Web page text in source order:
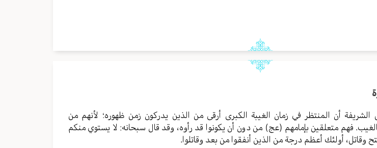
أن المنتظر في زمان الغيبة الكبرى أرقى من الذين يدركون زمن ظهوره؛ لأنهم من
فهم متعلقين بإمامهم (عج) من دون أن يكونوا قد رأوه، وقد قال سبحانه: لا يستوي منكم
وقاتل، أولئك أعظم درجة من الذين أنفقوا من بعد وقاتلوا.